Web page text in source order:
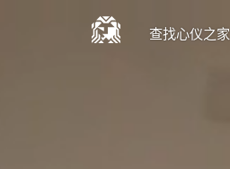
查找心仪之家